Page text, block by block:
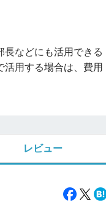
長などにも活用できる
活用する場合は、費用
レビュー